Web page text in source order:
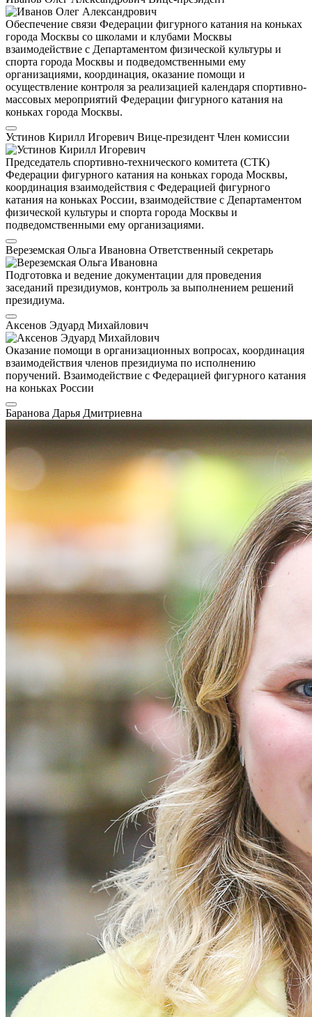
Обеспечение связи Федерации фигурного катания на коньках
города Москвы со школами и клубами Москвы
взаимодействие с Департаментом физической культуры и
спорта города Москвы и подведомственными ему
организациями, координация, оказание помощи и
осуществление контроля за реализацией календаря спортивно-
массовых мероприятий Федерации фигурного катания на
коньках города Москвы.
Устинов Кирилл Игоревич Вице-президент Член комиссии
Председатель спортивно-технического комитета (СТК)
Федерации фигурного катания на коньках города Москвы,
координация взаимодействия с Федерацией фигурного
катания на коньках России, взаимодействие с Департаментом
физической культуры и спорта города Москвы и
подведомственными ему организациями.
Вереземская Ольга Ивановна Ответственный секретарь
Подготовка и ведение документации для проведения
заседаний президиумов, контроль за выполнением решений
президиума.
Аксенов Эдуард Михайлович
Оказание помощи в организационных вопросах, координация
взаимодействия членов президиума по исполнению
поручений. Взаимодействие с Федерацией фигурного катания
на коньках России
Баранова Дарья Дмитриевна